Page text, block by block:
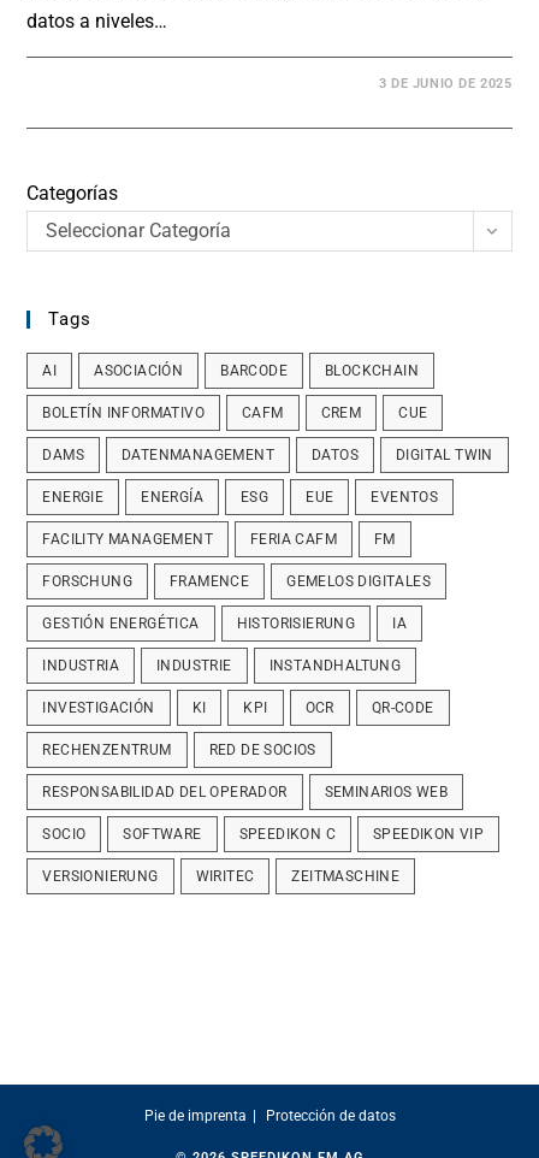
datos a niveles…
3 DE JUNIO DE 2025
Categorías
Seleccionar Categoría
Tags
AI ASOCIACIÓN BARCODE BLOCKCHAIN
BOLETÍN INFORMATIVO CAFM CREM CUE
DAMS DATENMANAGEMENT DATOS DIGITAL TWIN
ENERGIE ENERGÍA ESG EUE EVENTOS
FACILITY MANAGEMENT FERIA CAFM FM
FORSCHUNG FRAMENCE GEMELOS DIGITALES
GESTIÓN ENERGÉTICA HISTORISIERUNG IA
INDUSTRIA INDUSTRIE INSTANDHALTUNG
INVESTIGACIÓN KI KPI OCR QR-CODE
RECHENZENTRUM RED DE SOCIOS
RESPONSABILIDAD DEL OPERADOR SEMINARIOS WEB
SOCIO SOFTWARE SPEEDIKON C SPEEDIKON VIP
VERSIONIERUNG WIRITEC ZEITMASCHINE
Pie de imprenta Protección de datos